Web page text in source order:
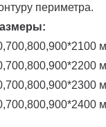
периметра.